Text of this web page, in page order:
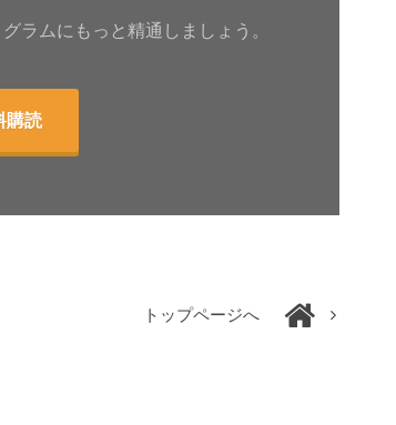
ラムにもっと精通しましょう。
購読
トップページへ